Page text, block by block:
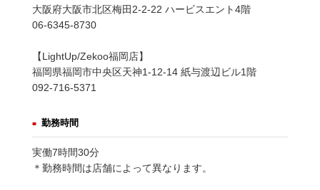
大阪府大阪市北区梅田2-2-22 ハービスエント4階
06-6345-8730
【LightUp/Zekoo福岡店】
福岡県福岡市中央区天神1-12-14 紙与渡辺ビル1階
092-716-5371
勤務時間
実働7時間30分
＊勤務時間は店舗によって異なります。